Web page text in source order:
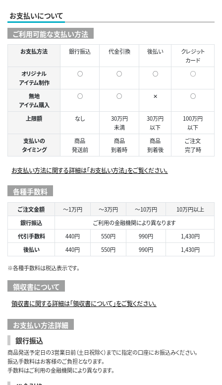
お支払いについて
ご利用可能な支払い方法
お支払方法 銀行振込 代金引換 後払い
クレジット
カード
オリジナル
アイテム制作
○ ○ ○ ◯
無地
アイテム購入
○ ○ ✕ ○
上限額 なし
30万円
未満
30万円
以下
100万円
以下
支払いの
タイミング
商品
発送前
商品
到着時
商品
到着後
ご注文
完了時
お支払い方法に関する詳細は「お支払い方法」をご覧ください。
各種手数料
ご注文金額 ～1万円 ～3万円 ～10万円
10万円以上
銀行振込
ご利用の金融機関により異なります
代引手数料
440円 550円 990円
1,430円
後払い
440円 550円 990円 1,430円
※各種手数料は税込表示です。
領収書について
領収書に関する詳細は「領収書について」をご覧ください。
お支払い方法詳細
銀行振込
商品発送予定日の3営業日前（土日祝除く）までに指定の口座にお振込みください。
振込手数料はお客様のご負担となります。
手数料はご利用の金融機関により異なります。